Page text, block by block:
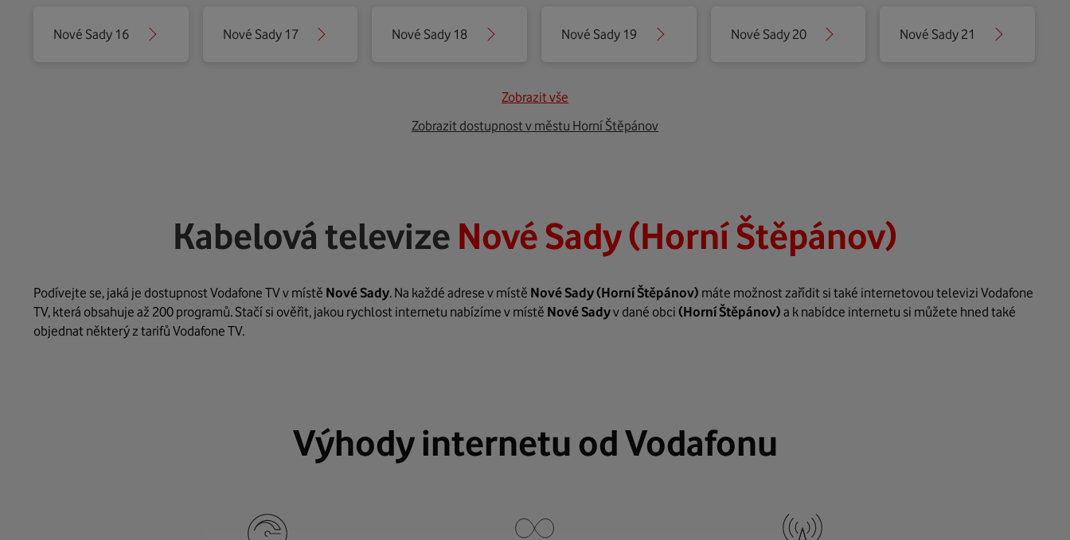
Nové Sady 16 Nové Sady 17 Nové Sady 18 Nové Sady 19 Nové Sady 20 Nové Sady 21
Zobrazit vše
Zobrazit dostupnost v městu Horní Štěpánov
Kabelová televize Nové Sady (Horní Štěpánov)
Podívejte se, jaká je dostupnost Vodafone TV v místě Nové Sady. Na každé adrese v místě Nové Sady(Horní Štěpánov) máte možnost zařídit si také internetovou televizi Vodafone
TV, která obsahuje až 200 programů. Stačí si ověřit, jakou rychlost internetu nabízíme v místě Nové Sadyv dané obci (Horní Štěpánov) a k nabídce internetu si můžete hned také
objednat některý z tarifů Vodafone TV.
Výhody internetu od Vodafonu